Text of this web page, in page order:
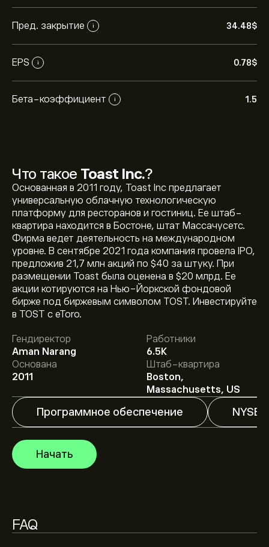
Пред. закрытие i 34.48‎$‎
EPS i 0.78‎$‎
Бета-коэффициент i 1.5
Что такое Toast Inc.?
Основанная в 2011 году, Toast Inc предлагает
универсальную облачную технологическую
платформу для ресторанов и гостиниц. Ее штаб-
квартира находится в Бостоне, штат Массачусетс.
Фирма ведет деятельность на международном
уровне. В сентябре 2021 года компания провела IPO,
предложив 21,7 млн акций по $40 за штуку. При
размещении Toast была оценена в $20 млрд. Ее
акции котируются на Нью-Йоркской фондовой
бирже под биржевым символом TOST. Инвестируйте
в TOST с eToro.
Гендиректор
Aman Narang
Работники
6.5K
Основана
2011
Штаб-квартира
Boston,
Massachusetts, US
Программное обеспечение NYSE
Начать
FAQ
Текущая цена акции TOST составляет 34.48‎$‎.
Средняя целевая цена акции Toast Inc. составляет
34.48‎$‎. Зарегистрируйтесь
на eToro, чтобы
получить подробные прогнозы и целевые цены от
аналитиков.
Аналитики предоставляют прогнозы по акции Toast
Inc., основываясь на рыночных тенденциях,
финансовых отчетах и предполагаемом росте.
Ознакомьтесь с последним прогнозом для будущих
Рыночная капитализация Toast Inc. — это 20.03B‎$‎